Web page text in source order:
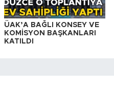
ÜAK’A BAĞLI KONSEY VE
KOMİSYON BAŞKANLARI
KATILDI